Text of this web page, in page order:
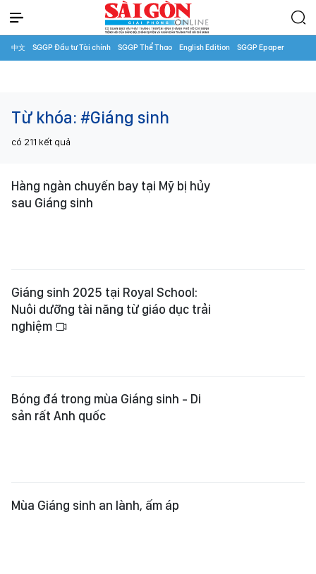
中文 SGGP Đầu tư Tài chính SGGP Thể Thao English Edition SGGP Epaper
Từ khóa: #Giáng sinh
có 211 kết quả
Hàng ngàn chuyến bay tại Mỹ bị hủy
sau Giáng sinh
Giáng sinh 2025 tại Royal School:
Nuôi dưỡng tài năng từ giáo dục trải
nghiệm
Bóng đá trong mùa Giáng sinh - Di
sản rất Anh quốc
Mùa Giáng sinh an lành, ấm áp